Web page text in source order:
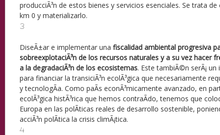
producciÃ³n de estos bienes y servicios esenciales. Se trata
km 0 y materializarlo.
3
DiseÃ±ar e implementar una fiscalidad ambiental progresiva
sobreexplotaciÃ³n de los recursos naturales y a su vez hacer
a la degradaciÃ³n de los ecosistemas. Este tambiÃ©n serÃ¡
para financiar la transiciÃ³n ecolÃ³gica que necesariamente
y tecnologÃ­a. Como paÃ­s econÃ³micamente avanzado, en
ecolÃ³gica histÃ³rica que hemos contraÃ­do, tenemos que
Europa en las polÃ­ticas reales de desarrollo sostenible,
acciÃ³n polÃ­tica la crisis climÃ¡tica.
4